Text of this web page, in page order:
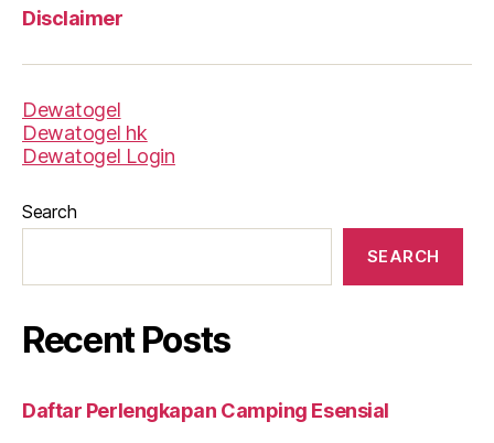
Disclaimer
Dewatogel
Dewatogel hk
Dewatogel Login
Search
SEARCH
Recent Posts
Daftar Perlengkapan Camping Esensial